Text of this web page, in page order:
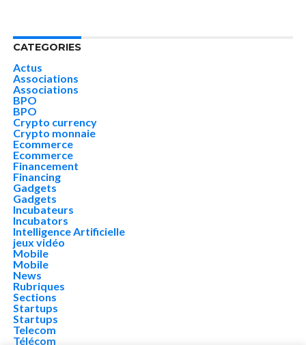
CATEGORIES
Actus
Associations
Associations
BPO
BPO
Crypto currency
Crypto monnaie
Ecommerce
Ecommerce
Financement
Financing
Gadgets
Gadgets
Incubateurs
Incubators
Intelligence Artificielle
jeux vidéo
Mobile
Mobile
News
Rubriques
Sections
Startups
Startups
Telecom
Télécom